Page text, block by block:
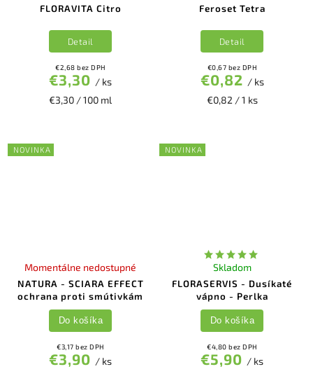
FLORAVITA Citro
€2,68 bez DPH
€3,30 / ks
€3,30 / 100 ml
Detail
Feroset Tetra
€0,67 bez DPH
€0,82 / ks
€0,82 / 1 ks
Detail
NOVINKA
NATURA - SCIARA EFFECT
ochrana proti smútivkám
Momentálne nedostupné
€3,17 bez DPH
€3,90 / ks
Do košíka
NOVINKA
FLORASERVIS - Dusíkaté
vápno - Perlka
Skladom
€4,80 bez DPH
€5,90 / ks
Do košíka